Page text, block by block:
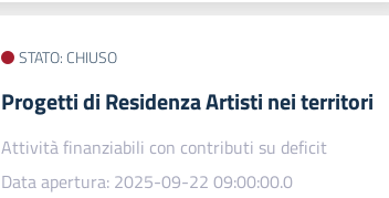
STATO: CHIUSO
Progetti di Residenza Artisti nei territori
Attività finanziabili con contributi su deficit
Data apertura: 2025-09-22 09:00:00.0